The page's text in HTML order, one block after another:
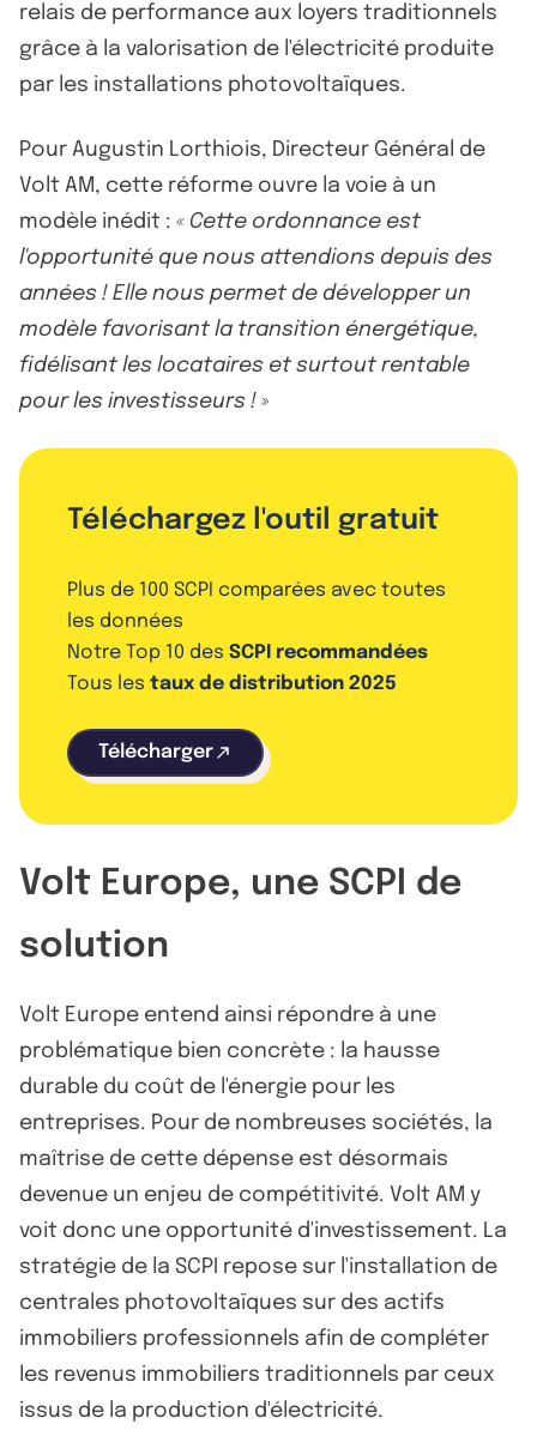
relais de performance aux loyers traditionnels
grâce à la valorisation de l'électricité produite
par les installations photovoltaïques.
Pour Augustin Lorthiois, Directeur Général de
Volt AM, cette réforme ouvre la voie à un
modèle inédit : « Cette ordonnance est
l'opportunité que nous attendions depuis des
années ! Elle nous permet de développer un
modèle favorisant la transition énergétique,
fidélisant les locataires et surtout rentable
pour les investisseurs ! »
Téléchargez l'outil gratuit
Plus de 100 SCPI comparées avec toutes
les données
Notre Top 10 des SCPI recommandées
Tous les taux de distribution 2025
Télécharger
Volt Europe, une SCPI de
solution
Volt Europe entend ainsi répondre à une
problématique bien concrète : la hausse
durable du coût de l'énergie pour les
entreprises. Pour de nombreuses sociétés, la
maîtrise de cette dépense est désormais
devenue un enjeu de compétitivité. Volt AM y
voit donc une opportunité d'investissement. La
stratégie de la SCPI repose sur l'installation de
centrales photovoltaïques sur des actifs
immobiliers professionnels afin de compléter
les revenus immobiliers traditionnels par ceux
issus de la production d'électricité.